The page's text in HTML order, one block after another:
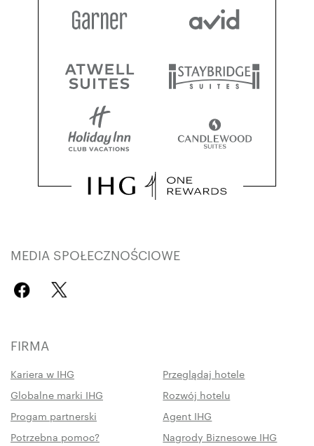
MEDIA SPOŁECZNOŚCIOWE
FIRMA
Kariera w IHG
Przeglądaj hotele
Globalne marki IHG
Rozwój hotelu
Progam partnerski
Agent IHG
Potrzebna pomoc?
Nagrody Biznesowe IHG